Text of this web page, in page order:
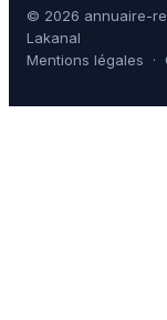
© 2026 annuaire-
Lakanal
Mentions légales ·